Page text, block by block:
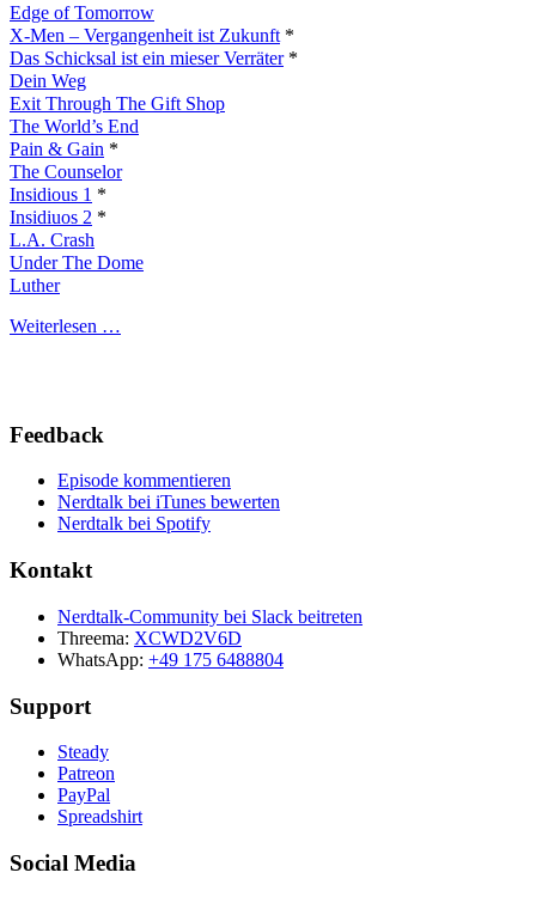
Edge of Tomorrow
X-Men – Vergangenheit ist Zukunft *
Das Schicksal ist ein mieser Verräter *
Dein Weg
Exit Through The Gift Shop
The World’s End
Pain & Gain *
The Counselor
Insidious 1 *
Insidiuos 2 *
L.A. Crash
Under The Dome
Luther
Weiterlesen …
Feedback
Episode kommentieren
Nerdtalk bei iTunes bewerten
Nerdtalk bei Spotify
Kontakt
Nerdtalk-Community bei Slack beitreten
Threema: XCWD2V6D
WhatsApp: +49 175 6488804
Support
Steady
Patreon
PayPal
Spreadshirt
Social Media